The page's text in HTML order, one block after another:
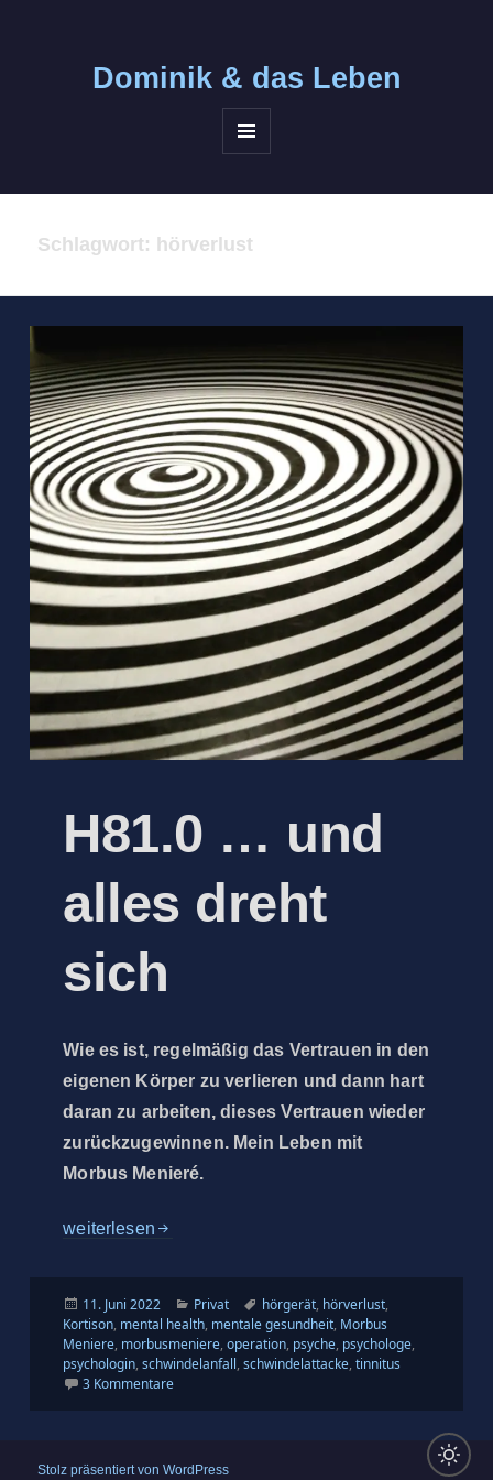
Dominik & das Leben
WIDGETS
Schlagwort: hörverlust
H81.0 … und
alles dreht
sich
Wie es ist, regelmäßig das Vertrauen in den
eigenen Körper zu verlieren und dann hart
daran zu arbeiten, dieses Vertrauen wieder
zurückzugewinnen. Mein Leben mit
Morbus Menieré.
H81.0 … und alles dreht sich
weiterlesen
Veröffentlicht
am
11. Juni 2022 Kategorien
Privat Schlagwörter
hörgerät, hörverlust,
Kortison, mental health, mentale gesundheit, Morbus
Meniere, morbusmeniere,operation, psyche, psychologe,
psychologin,schwindelanfall,schwindelattacke,tinnitus
3 Kommentarezu H81.0 … und alles dreht sich
Stolz präsentiert von WordPress